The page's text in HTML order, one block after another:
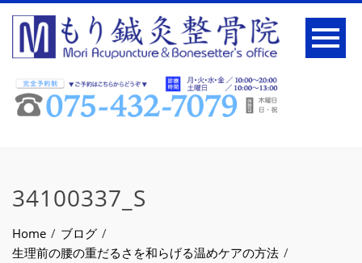
34100337_S
Home
ブログ
生理前の腰の重だるさを和らげる温めケアの方法